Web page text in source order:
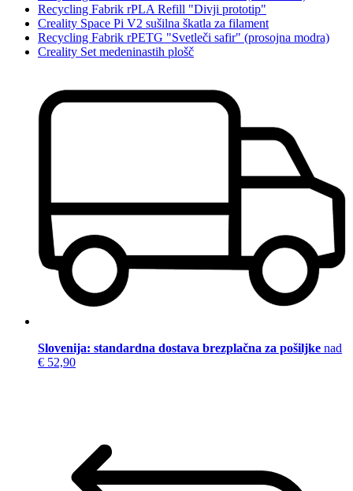
Recycling Fabrik rPLA Refill "Divji prototip"
Creality Space Pi V2 sušilna škatla za filament
Recycling Fabrik rPETG "Svetleči safir" (prosojna modra)
Creality Set medeninastih plošč
Slovenija: standardna dostava brezplačna za pošiljke nad
€ 52,90